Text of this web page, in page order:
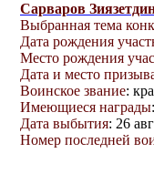
Сарваров
Выбранная тема
Дата рождения
Место рождения
Дата и место
Воинское звание:
Имеющиеся награды
Дата выбытия: 26
Номер последней